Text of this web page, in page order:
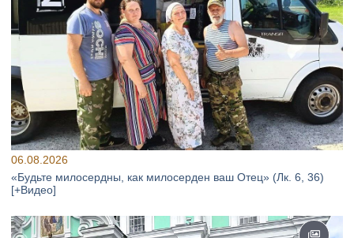
06.08.2026
«Будьте милосердны, как милосерден ваш Отец» (Лк. 6, 36)
[+Видео]